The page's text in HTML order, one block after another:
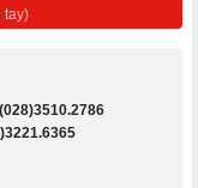
tay)
(028)3510.2786